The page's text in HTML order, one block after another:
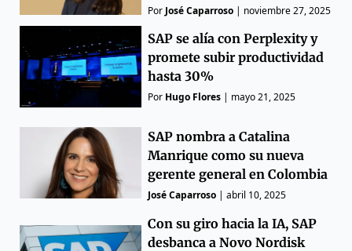
Por José Caparroso | noviembre 27, 2025
SAP se alía con Perplexity y
promete subir productividad
hasta 30%
Por Hugo Flores | mayo 21, 2025
SAP nombra a Catalina
Manrique como su nueva
gerente general en Colombia
José Caparroso |abril 10, 2025
Con su giro hacia la IA, SAP
desbanca a Novo Nordisk